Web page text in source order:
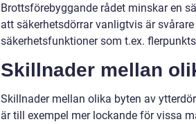
Brottsförebyggande rådet minskar en
att säkerhetsdörrar vanligtvis är
säkerhetsfunktioner som t.ex.
Skillnader mellan
Skillnader mellan olika byten av
är till exempel mer lockande för vissa